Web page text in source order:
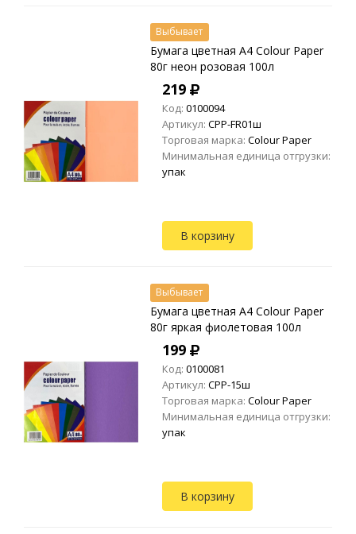
Выбывает
Бумага цветная A4 Colour Paper
80г неон розовая 100л
219
Код: 0100094
Артикул: CPP-FR01ш
Торговая марка: Colour Paper
Минимальная единица отгрузки:
упак
В корзину
Выбывает
Бумага цветная A4 Colour Paper
80г яркая фиолетовая 100л
199
Код: 0100081
Артикул: CPP-15ш
Торговая марка: Colour Paper
Минимальная единица отгрузки:
упак
В корзину